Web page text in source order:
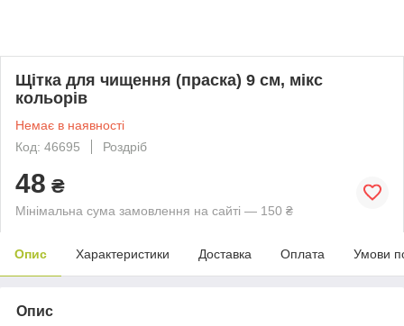
Щітка для чищення (праска) 9 см, мікс
кольорів
Немає в наявності
Код: 46695
Роздріб
48 ₴
Мінімальна сума замовлення на сайті — 150 ₴
Опис Характеристики Доставка Оплата Умови
Опис